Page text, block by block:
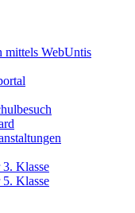
mittels WebUntis
3. Klasse
5. Klasse